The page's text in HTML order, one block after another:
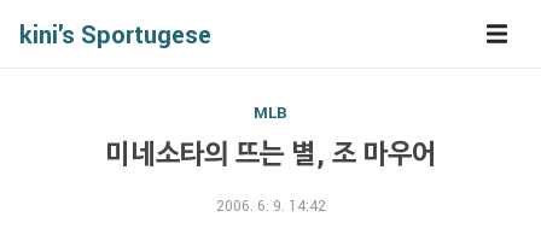
kini's Sportugese
MLB
미네소타의 뜨는 별, 조 마우어
2006. 6. 9. 14:42